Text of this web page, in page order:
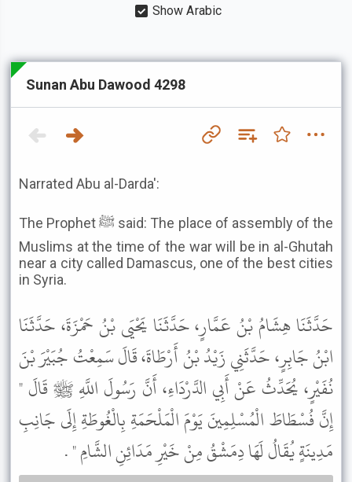
Show Arabic
Sunan Abu Dawood 4298
Narrated Abu al-Darda':
The Prophet ﷺ said: The place of assembly of the
Muslims at the time of the war will be in al-Ghutah
near a city called Damascus, one of the best cities
in Syria.
حَدَّثَنَا هِشَامُ بْنُ عَمَّارٍ، حَدَّثَنَا يَحْيَى بْنُ حَمْزَةَ، حَدَّثَنَا
ابْنُ جَابِرٍ، حَدَّثَنِي زَيْدُ بْنُ أَرْطَاةَ، قَالَ سَمِعْتُ جُبَيْرَ بْنَ
نُفَيْرٍ، يُحَدِّثُ عَنْ أَبِي الدَّرْدَاءِ، أَنَّ رَسُولَ اللَّهِ ﷺ قَالَ "
إِنَّ فُسْطَاطَ الْمُسْلِمِينَ يَوْمَ الْمَلْحَمَةِ بِالْغُوطَةِ إِلَى جَانِبِ
مَدِينَةٍ يُقَالُ لَهَا دِمَشْقُ مِنْ خَيْرِ مَدَائِنِ الشَّامِ " .